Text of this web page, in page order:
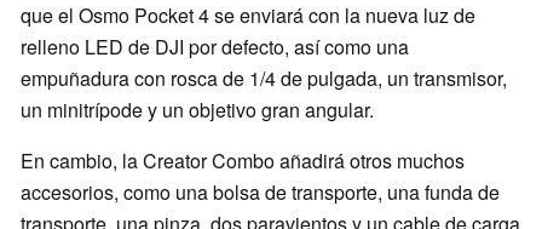
que el Osmo Pocket 4 se enviará con la nueva luz de
relleno LED de DJI por defecto, así como una
empuñadura con rosca de 1/4 de pulgada, un transmisor,
un minitrípode y un objetivo gran angular.
En cambio, la Creator Combo añadirá otros muchos
accesorios, como una bolsa de transporte, una funda de